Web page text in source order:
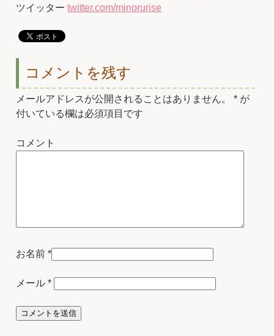
ツイッターtwitter.com/minorurise
コメントを残す
メールアドレスが公開されることはありません。 * が
付いている欄は必須項目です
コメント
お名前 *
メール*